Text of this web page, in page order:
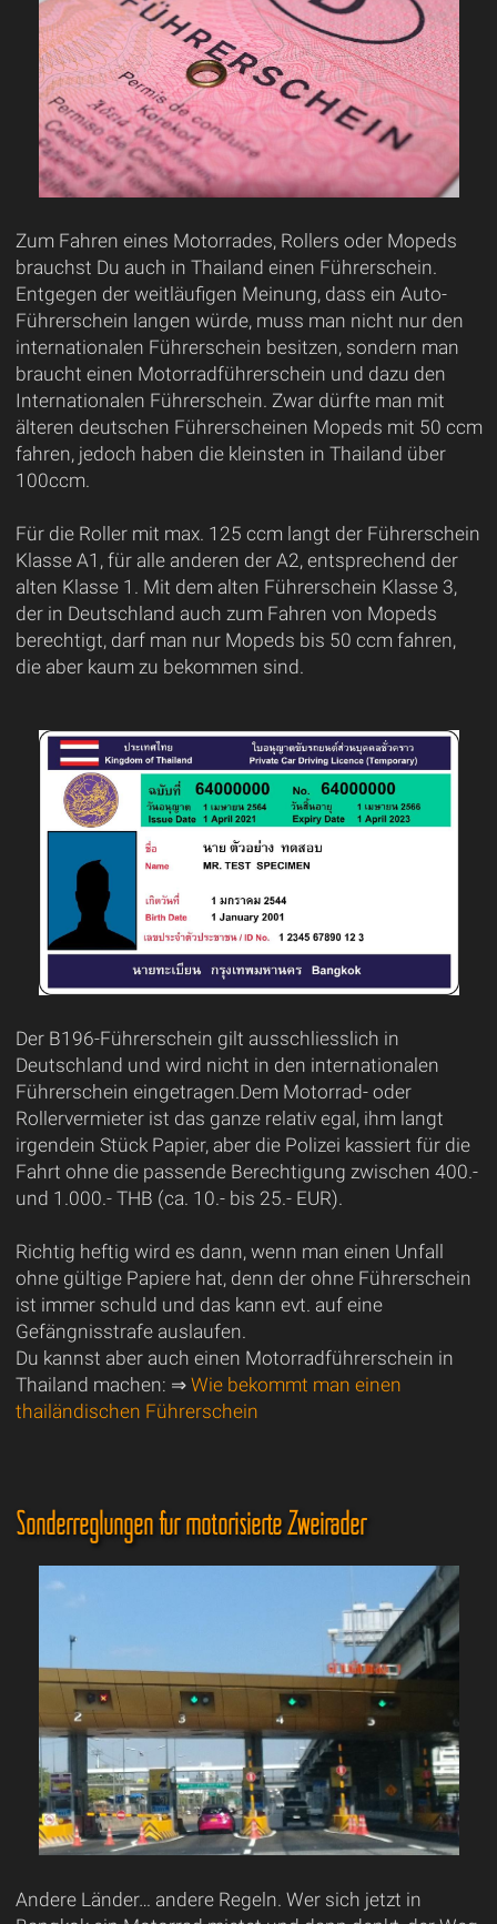
Zum Fahren eines Motorrades, Rollers oder Mopeds
brauchst Du auch in Thailand einen Führerschein.
Entgegen der weitläufigen Meinung, dass ein Auto-
Führerschein langen würde, muss man nicht nur den
internationalen Führerschein besitzen, sondern man
braucht einen Motorradführerschein und dazu den
Internationalen Führerschein. Zwar dürfte man mit
älteren deutschen Führerscheinen Mopeds mit 50 ccm
fahren, jedoch haben die kleinsten in Thailand über
100ccm.
Für die Roller mit max. 125 ccm langt der Führerschein
Klasse A1, für alle anderen der A2, entsprechend der
alten Klasse 1. Mit dem alten Führerschein Klasse 3,
der in Deutschland auch zum Fahren von Mopeds
berechtigt, darf man nur Mopeds bis 50 ccm fahren,
die aber kaum zu bekommen sind.
Der B196-Führerschein gilt ausschliesslich in
Deutschland und wird nicht in den internationalen
Führerschein eingetragen.Dem Motorrad- oder
Rollervermieter ist das ganze relativ egal, ihm langt
irgendein Stück Papier, aber die Polizei kassiert für die
Fahrt ohne die passende Berechtigung zwischen 400.-
und 1.000.- THB (ca. 10.- bis 25.- EUR).
Richtig heftig wird es dann, wenn man einen Unfall
ohne gültige Papiere hat, denn der ohne Führerschein
ist immer schuld und das kann evt. auf eine
Gefängnisstrafe auslaufen.
Du kannst aber auch einen Motorradführerschein in
Thailand machen: ⇒ Wie bekommt man einen
thailändischen Führerschein
Sonderreglungen für motorisierte Zweiräder
Andere Länder… andere Regeln. Wer sich jetzt in